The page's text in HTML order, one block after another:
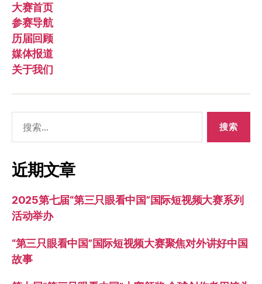
大赛首页
参赛导航
历届回顾
媒体报道
关于我们
索：
近期文章
2025第七届“第三只眼看中国”国际短视频大赛系列
活动举办
“第三只眼看中国”国际短视频大赛聚焦对外讲好中国
故事